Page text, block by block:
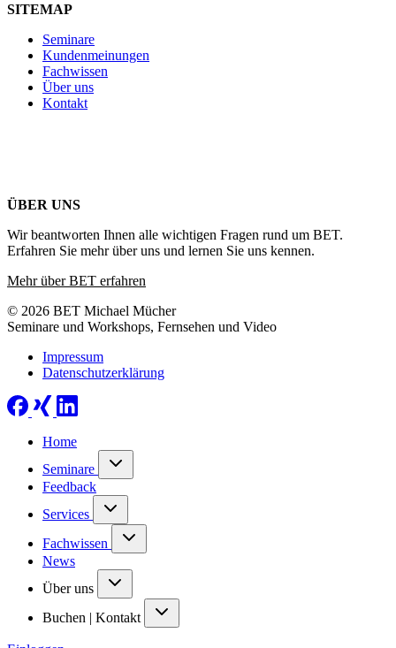
SITEMAP
Seminare
Kundenmeinungen
Fachwissen
Über uns
Kontakt
ÜBER UNS
Wir beantworten Ihnen alle wichtigen Fragen rund um BET.
Erfahren Sie mehr über uns und lernen Sie uns kennen.
Mehr über BET erfahren
© 2026 BET Michael Mücher
Seminare und Workshops, Fernsehen und Video
Impressum
Datenschutzerklärung
Home
Seminare
Feedback
Services
Fachwissen
News
Über uns
Buchen | Kontakt